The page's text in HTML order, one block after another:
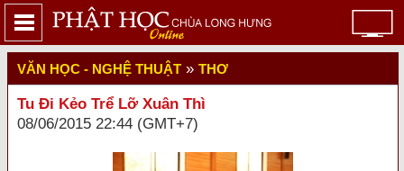
VĂN HỌC - NGHỆ THUẬT » THƠ
Tu Đi Kẻo Trể Lỡ Xuân Thì
08/06/2015 22:44 (GMT+7)